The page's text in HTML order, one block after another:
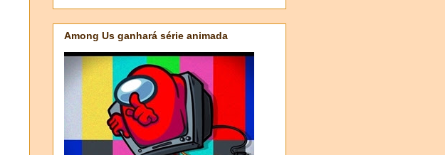
Among Us ganhará série animada